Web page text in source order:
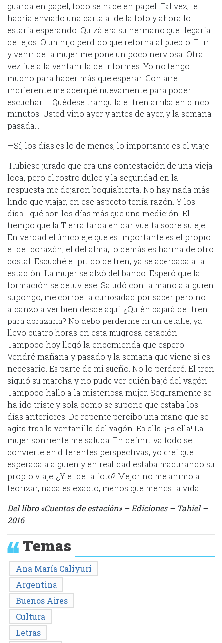
guarda en papel, todo se hace en papel. Tal vez, le
habría enviado una carta al de la foto y ahora lo
estaría esperando. Quizá era su hermano que llegaría
de lejos. O un hijo perdido que retorna al pueblo. El ir
y venir de la mujer me pone un poco nerviosa. Otra
vez fue a la ventanilla de informes. Yo no tengo
mucho para hacer más que esperar. Con aire
indiferente me acerqué nuevamente para poder
escuchar. —Quédese tranquila el tren arriba en cinco
minutos. Usted vino ayer y antes de ayer, y la semana
pasada…
—Sí, los días es lo de menos, lo importante es el viaje.
Hubiese jurado que era una contestación de una vieja
loca, pero el rostro dulce y la seguridad en la
respuesta me dejaron boquiabierta. No hay nada más
lindo que viajar, en ese aspecto tenía razón. Y los
días… qué son los días más que una medición. El
tiempo que la Tierra tarda en dar vuelta sobre su eje.
En verdad el único eje que es importante es el propio:
el del corazón, el del alma, lo demás es harina de otro
costal. Escuché el pitido de tren, ya se acercaba a la
estación. La mujer se alzó del banco. Esperó que la
formación se detuviese. Saludó con la mano a alguien
supongo, me corroe la curiosidad por saber pero no
alcanzo a ver bien desde aquí. ¿Quién bajará del tren
para abrazarla? No debo perderme ni un detalle, ya
llevo cuatro horas en esta mugrosa estación.
Tampoco hoy llegó la encomienda que espero.
Vendré mañana y pasado y la semana que viene si es
necesario. Es parte de mi sueño. No lo perderé. El tren
siguió su marcha y no pude ver quién bajó del vagón.
Tampoco hallo a la misteriosa mujer. Seguramente se
ha ido triste y sola como se supone que estaba los
días anteriores. De repente percibo una mano que se
agita tras la ventanilla del vagón. Es ella. ¡Es ella! La
mujer sonriente me saluda. En definitiva todo se
convierte en diferentes perspectivas, yo creí que
esperaba a alguien y en realidad estaba madurando su
propio viaje. ¿Y el de la foto? Mejor no me animo a
teorizar, nada es exacto, menos que menos la vida…
Del libro «Cuentos de estación» – Ediciones – Tahiel –
2016
Temas
Ana María Caliyuri
Argentina
Buenos Aires
Cultura
Letras